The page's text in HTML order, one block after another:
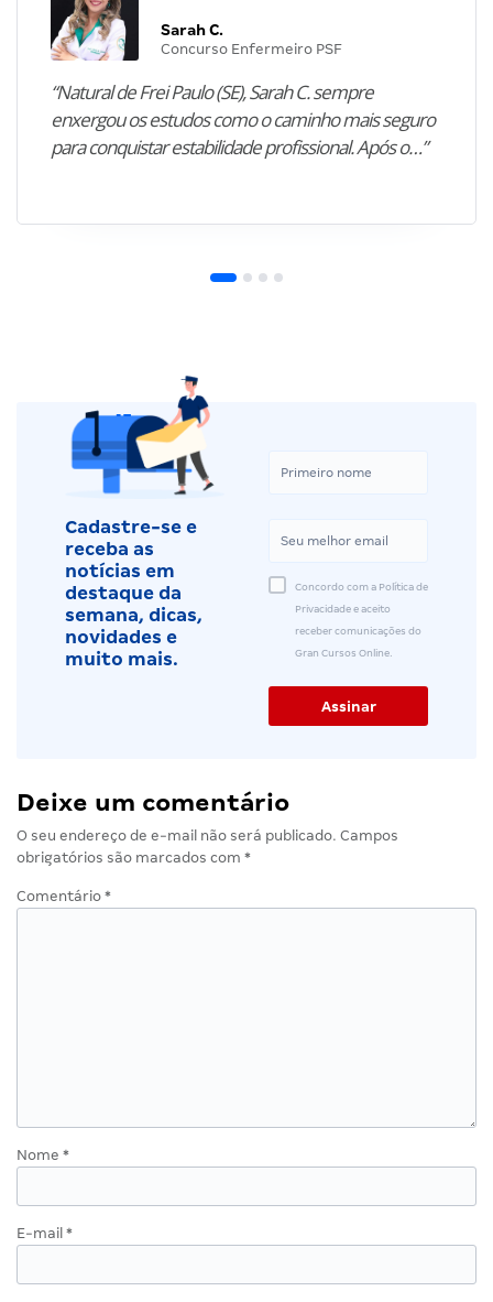
Sarah C.
Concurso Enfermeiro PSF
“Natural de Frei Paulo (SE), Sarah C. sempre
enxergou os estudos como o caminho mais seguro
para conquistar estabilidade profissional. Após o…”
Cadastre-se e
receba as
notícias em
destaque da
semana, dicas,
novidades e
muito mais.
Concordo com a Política de
Privacidade e aceito
receber comunicações do
Gran Cursos Online.
Deixe um comentário
O seu endereço de e-mail não será publicado. Campos
obrigatórios são marcados com *
Comentário *
Nome *
E-mail *